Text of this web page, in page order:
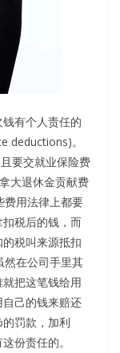
有个人责任的
deductions)。
要交就业保险费
大退休金贡献费
用法律上都要
税后的钱，而
税叫来源抵扣
在公司手里其
把这笔钱给用
己的钱来赔还
罚款，加利
份责任的。